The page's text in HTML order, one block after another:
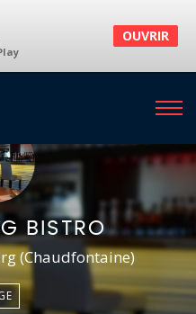
OUVRIR
BISTRO
(Chaudfontaine)